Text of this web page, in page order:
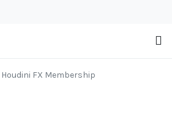
Houdini FX Membership